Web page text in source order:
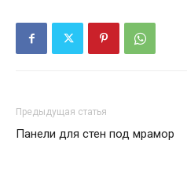
Предыдущая статья
Панели для стен под мрамор